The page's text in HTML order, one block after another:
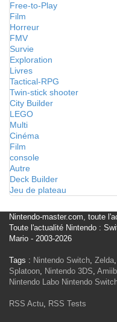
Free-to-Play
Film
Horreur
FMV
Survie
Exploration
Livres
Tactical-RPG
Twin-stick shooter
City Builder
LEGO
Multi
Cinéma
Film
console
Autre
Deck Builder
Jeu de plateau
Nintendo-master.com, toute
Toute l'actualité Nintendo :
Mario - 2003-2026
Tags : Nintendo Switch, Zelda,
Splatoon, Nintendo 3DS,
Nintendo Labo Nintendo
RSS Actu, RSS Tests